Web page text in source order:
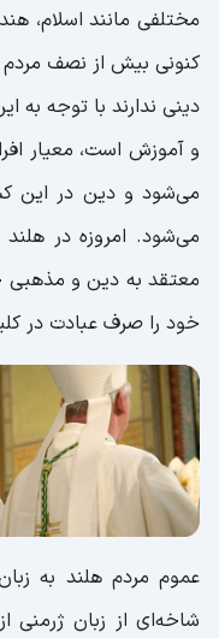
مختلفی مانند اسلام،
کنونی بیش از نصف مردم
دینی ندارند با توجه به
و آموزش است، معیار
می‌شود و دین در این
معتقد به دین و
خود را صرف عبادت در
عموم مردم هلند به
شاخه‌ای از زبان ژرمنی